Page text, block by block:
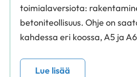
toimialaversiota:
betoniteollisuus. Ohje on
kahdessa eri koossa, A5 ja
Lue lisää